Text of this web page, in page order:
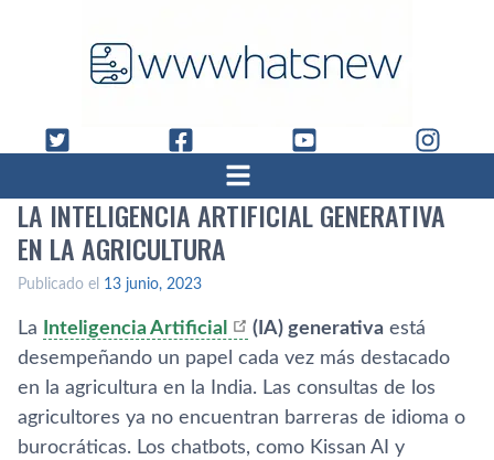
LA INTELIGENCIA ARTIFICIAL GENERATIVA
EN LA AGRICULTURA
Publicado el 13 junio, 2023
La Inteligencia Artificial (IA) generativa está
desempeñando un papel cada vez más destacado
en la agricultura en la India. Las consultas de los
agricultores ya no encuentran barreras de idioma o
burocráticas. Los chatbots, como Kissan AI y